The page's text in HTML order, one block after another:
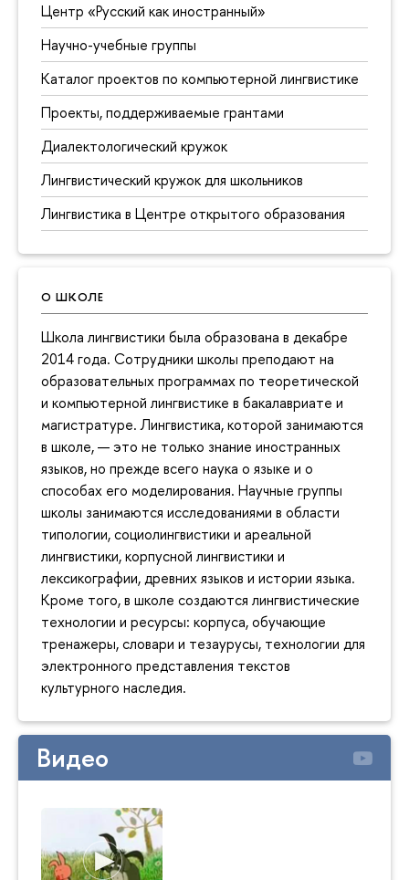
Центр «Русский как иностранный»
Научно-учебные группы
Каталог проектов по компьютерной лингвистике
Проекты, поддерживаемые грантами
Диалектологический кружок
Лингвистический кружок для школьников
Лингвистика в Центре открытого образования
О ШКОЛЕ
Школа лингвистики была образована в декабре
2014 года. Сотрудники школы преподают на
образовательных программах по теоретической
и компьютерной лингвистике в бакалавриате и
магистратуре. Лингвистика, которой занимаются
в школе, — это не только знание иностранных
языков, но прежде всего наука о языке и о
способах его моделирования. Научные группы
школы занимаются исследованиями в области
типологии, социолингвистики и ареальной
лингвистики, корпусной лингвистики и
лексикографии, древних языков и истории языка.
Кроме того, в школе создаются лингвистические
технологии и ресурсы: корпуса, обучающие
тренажеры, словари и тезаурусы, технологии для
электронного представления текстов
культурного наследия.
Видео